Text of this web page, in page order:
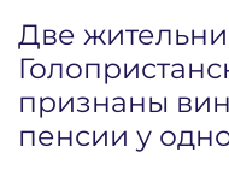
Две
признаны
пенсии у